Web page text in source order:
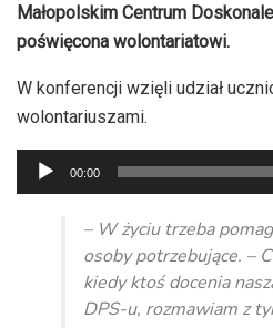
Małopolskim Centrum
poświęcona wolontariatowi.
W konferencji wzięli udział
wolontariuszami.
Odtwarzacz
plików
dźwiękowych
00:00
– W życiu trzeba
osoby potrzebujące. –
kiedy ktoś docenia
DPS-u, rozmawiam z